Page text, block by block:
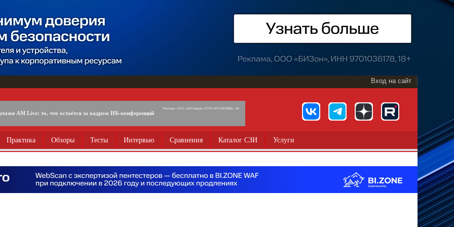
Вход на сайт
AM Live: то, что остаётся за кадром ИБ-конференций
Реклама. ООО «АМ Медиа» ОГРН 1077746725891, 18+
Практика Обзоры Тесты Интервью Сравнения Каталог СЗИ Услуги